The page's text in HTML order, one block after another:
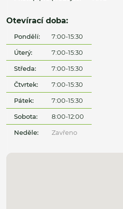
Otevírací doba:
Pondělí: 7:00-15:30
Úterý: 7:00-15:30
Středa: 7:00-15:30
Čtvrtek: 7:00-15:30
Pátek: 7:00-15:30
Sobota: 8:00-12:00
Neděle: Zavřeno